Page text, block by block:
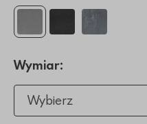
Wymiar:
Wybierz